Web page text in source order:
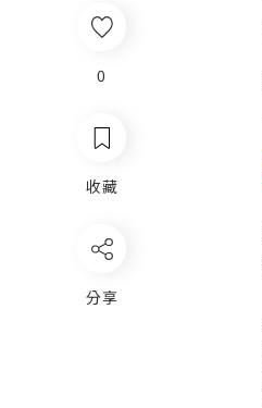
0
收藏
分享